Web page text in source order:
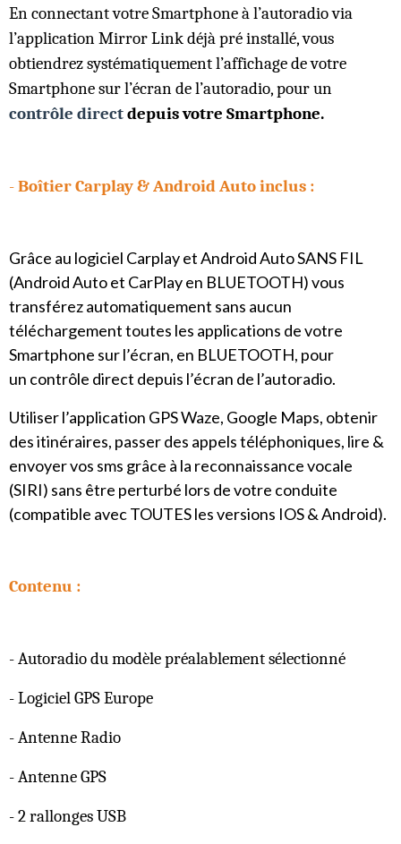
En connectant votre Smartphone à l’autoradio via
l’application Mirror Link déjà pré installé, vous
obtiendrez systématiquement l’affichage de votre
Smartphone sur l’écran de l’autoradio, pour un
contrôle directdepuis votre Smartphone.
-Boîtier Carplay & Android Auto inclus :
Grâce au logiciel Carplay et Android Auto SANS FIL
(Android Auto et CarPlay en BLUETOOTH) vous
transférez automatiquement sans aucun
téléchargement toutes les applications de votre
Smartphone sur l’écran, en BLUETOOTH, pour
un contrôle direct depuis l’écran de l’autoradio.
Utiliser l’application GPS Waze, Google Maps, obtenir
des itinéraires, passer des appels téléphoniques, lire &
envoyer vos sms grâce à la reconnaissance vocale
(SIRI) sans être perturbé lors de votre conduite
(compatible avec TOUTES les versions IOS & Android).
Contenu :
- Autoradio du modèle préalablement sélectionné
- Logiciel GPS Europe
- Antenne Radio
- Antenne GPS
- 2 rallonges USB